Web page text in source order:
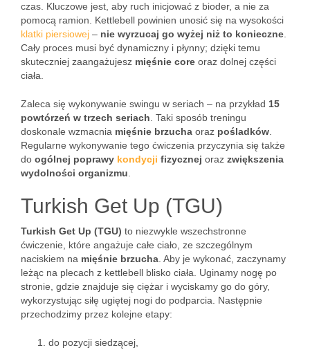
czas. Kluczowe jest, aby ruch inicjować z bioder, a nie za
pomocą ramion. Kettlebell powinien unosić się na wysokości
klatki piersiowej – nie wyrzucaj go wyżej niż to konieczne
Cały proces musi być dynamiczny i płynny; dzięki temu
skuteczniej zaangażujesz mięśnie core oraz dolnej części
ciała.
Zaleca się wykonywanie swingu w seriach – na przykład 15
powtórzeń w trzech seriach . Taki sposób treningu
doskonale wzmacnia mięśnie brzucha oraz pośladków
Regularne wykonywanie tego ćwiczenia przyczynia się także
do ogólnej poprawy kondycji fizycznej oraz zwiększenia
wydolności organizmu
Turkish Get Up (TGU)
Turkish Get Up (TGU) to niezwykle wszechstronne
ćwiczenie, które angażuje całe ciało, ze szczególnym
naciskiem na mięśnie brzucha . Aby je wykonać, zaczynamy
leżąc na plecach z kettlebell blisko ciała. Uginamy nogę po
stronie, gdzie znajduje się ciężar i wyciskamy go do góry,
wykorzystując siłę ugiętej nogi do podparcia. Następnie
przechodzimy przez kolejne etapy:
do pozycji siedzącej,